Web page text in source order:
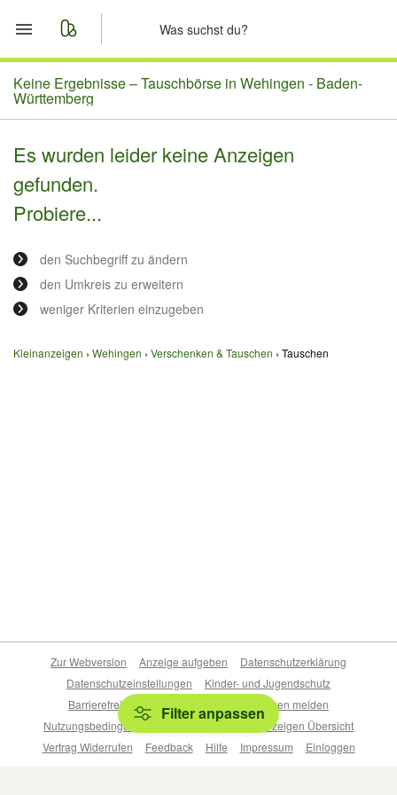
Start
Merkliste
Nachrichten
Anzeige aufgeben
Keine Ergebnisse –Tauschbörse in Wehingen - Baden-
Württemberg
Es wurden leider keine Anzeigen
gefunden.
Probiere...
den Suchbegriff zu ändern
den Umkreis zu erweitern
weniger Kriterien einzugeben
Kleinanzeigen Wehingen Verschenken & Tauschen Tauschen
Filter anpassen
Zur Webversion Anzeige aufgeben
Datenschutzerklärung
Datenschutzeinstellungen
Kinder- und Jugendschutz
Barrierefreiheitserklärung
Sicherheitslücken melden
Nutzungsbedingungen
Beliebte Suchen
Anzeigen Übersicht
Vertrag Widerrufen
Feedback Hilfe Impressum Einloggen